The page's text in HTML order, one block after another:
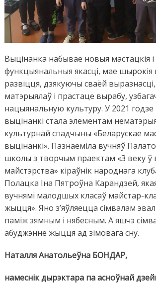
Выцінанка набывае новыя мастацкія і
функцыянальныя якасці, мае
развіцця, дзякуючы сваёй выразнасці,
матэрыялаў і прастаце вырабу,
нацыянальную культуру. У 2021
выцінанкі стала элементам
культурнай спадчыны «Беларускае
выцінанкі». Пазнаёміла вучняў
школы з творчым праектам «З веку ў
майстэрства» кіраўнік народнага
Полацка Іна Пятроўна Карандзей,
вучнямі малодшых класаў майстар-
жыцця». Яно з’яўляецца сімвалам
паміж зямным і нябесным. А яшчэ
абуджэнне жыцця ад зімовага сну.
Наталля Анатольеўна БОНДАР,
намеснік дырэктара па асноўнай